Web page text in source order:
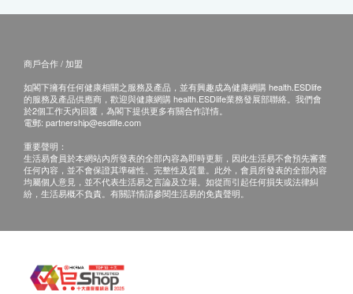
商戶合作 / 加盟
如閣下擁有任何健康相關之服務及產品，並有興趣成為健康網購 health.ESDlife
的服務及產品供應商，歡迎與健康網購 health.ESDlife業務發展部聯絡。我們會
於2個工作天內回覆，為閣下提供更多有關合作詳情。
電郵: partnership@esdlife.com
重要聲明：
生活易會員於本網站內所發表的全部內容為即時更新，因此生活易不會預先審查
任何內容，並不會保證其準確性、完整性及質量。此外，會員所發表的全部內容
均屬個人意見，並不代表生活易之言論及立場。如從而引起任何損失或法律糾
紛，生活易概不負責。有關詳情請參閱生活易的免責聲明。